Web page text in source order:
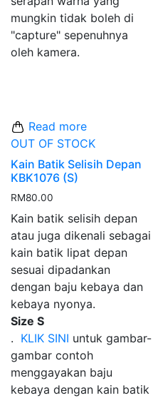
mungkin tidak boleh di
"capture" sepenuhnya
oleh kamera.
Read more
OUT OF STOCK
Kain Batik Selisih Depan
KBK1076 (S)
RM80.00
Kain batik selisih depan
atau juga dikenali sebagai
kain batik lipat depan
sesuai dipadankan
dengan baju kebaya dan
kebaya nyonya.
Size S
. KLIK SINI untuk gambar-
gambar contoh
menggayakan baju
kebaya dengan kain batik